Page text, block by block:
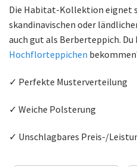
Die Habitat-Kollektion eignet
skandinavischen oder
auch gut als Berberteppich.
Hochflorteppichen
✓ Perfekte Musterverteilung
✓ Weiche Polsterung
✓ Unschlagbares Preis-/